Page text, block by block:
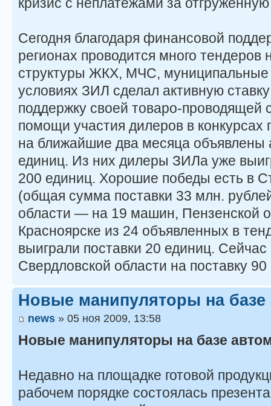
кризис с неплатежами за отгруженную
Сегодня благодаря финансовой
регионах проводится много тендеров
структуры ЖКХ, МЧС, муниципальные
условиях ЗИЛ сделал активную
поддержку своей товаро-проводящей
помощи участия дилеров в конкурсах
на ближайшие два месяца объявлены
единиц. Из них дилеры ЗИЛа уже
200 единиц. Хорошие победы есть в
(общая сумма поставки 33 млн.
области — на 19 машин, Пензенской
Красноярске из 24 объявленных в
выиграли поставки 20 единиц.
Свердловской области на поставку
Новые манипуляторы на
news » 05 ноя 2009, 13:58
Новые манипуляторы на базе
Недавно на площадке готовой
рабочем порядке состоялась